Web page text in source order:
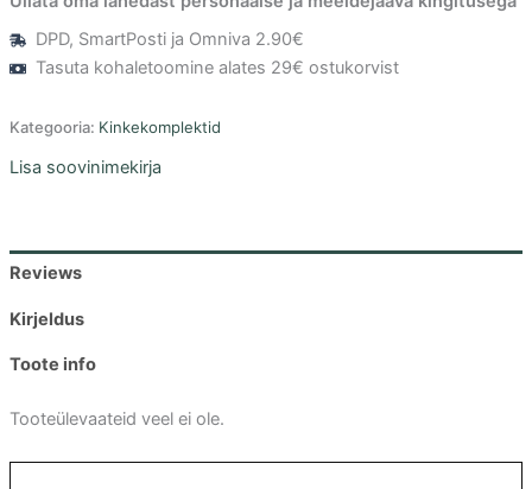
DPD, SmartPosti ja Omniva 2.90€
Tasuta kohaletoomine alates 29€ ostukorvist
Kategooria: Kinkekomplektid
Lisa soovinimekirja
Reviews
Kirjeldus
Toote info
Tooteülevaateid veel ei ole.